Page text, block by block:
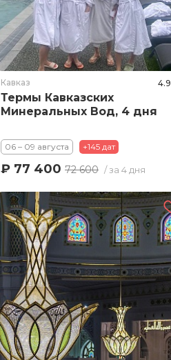
Кавказ 4.9
Термы Кавказских
Минеральных Вод, 4 дня
06 – 09 августа +145 дат
₽ 77 400 72 600 / за 4 дня